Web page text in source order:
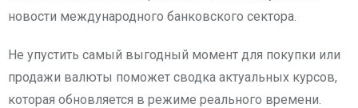
новости международного банковского сектора.
Не упустить самый выгодный момент для покупки или
продажи валюты поможет сводка актуальных курсов,
которая обновляется в режиме реального времени.